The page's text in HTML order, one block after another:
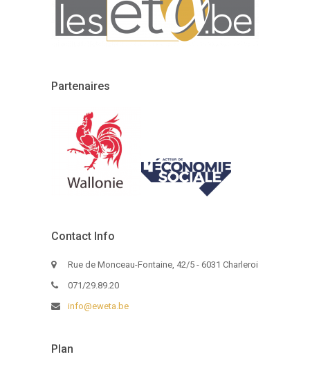
Partenaires
Contact Info
Rue de Monceau-Fontaine, 42/5 - 6031 Charleroi
071/29.89.20
info@eweta.be
Plan